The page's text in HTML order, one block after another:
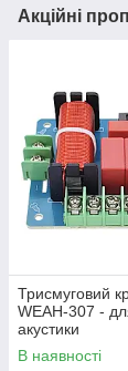
Акційні
Трисмуговий
WEAH-307 -
акустики
В наявності